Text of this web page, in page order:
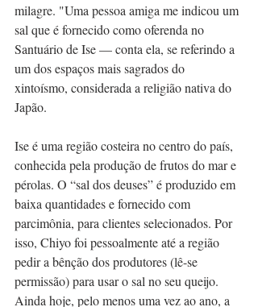
milagre. "Uma pessoa amiga me indicou um
sal que é fornecido como oferenda no
Santuário de Ise — conta ela, se referindo a
um dos espaços mais sagrados do
xintoísmo, considerada a religião nativa do
Japão.
Ise é uma região costeira no centro do país,
conhecida pela produção de frutos do mar e
pérolas. O “sal dos deuses” é produzido em
baixa quantidades e fornecido com
parcimônia, para clientes selecionados. Por
isso, Chiyo foi pessoalmente até a região
pedir a bênção dos produtores (lê-se
permissão) para usar o sal no seu queijo.
Ainda hoje, pelo menos uma vez ao ano, a